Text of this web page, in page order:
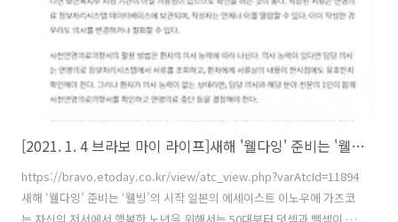
[2021. 1. 4 브라보 마이 라이프]새해 '웰다잉' 준비는 '웰빙'의 시작
https://bravo.etoday.co.kr/view/atc_view.php?varAtcId=11894
새해 ‘웰다잉’ 준비는 ‘웰빙’의 시작 일본의 에세이스트 이노우에 가즈코